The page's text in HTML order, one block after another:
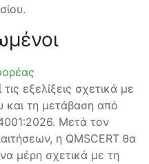
εξελίξεις σχετικά με
και τη μετάβαση από
Μετά τον
η QMSCERT θα
μέρη σχετικά με τη